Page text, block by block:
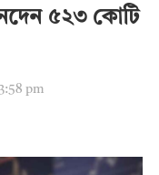
৫২৩ কোটি
pm